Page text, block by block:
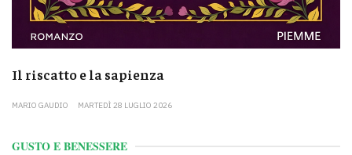
Il riscatto e la sapienza
MARIO GAUDIO MARTEDÌ 28 LUGLIO 2026
GUSTO E BENESSERE